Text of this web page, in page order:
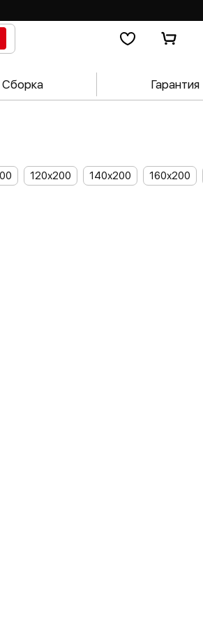
Сборка Гарантия
120х200 140х200 160х200